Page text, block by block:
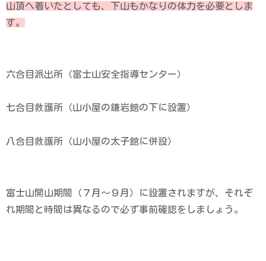
山頂へ着いたとしても、下山もかなりの体力を必要としま
す。
六合目派出所（富士山安全指導センター）
七合目救護所（山小屋の鎌岩館の下に設置）
八合目救護所（山小屋の太子館に併設）
富士山開山期間（７月～９月）に設置されますが、それぞ
れ期間と時間は異なるので必ず事前確認をしましょう。